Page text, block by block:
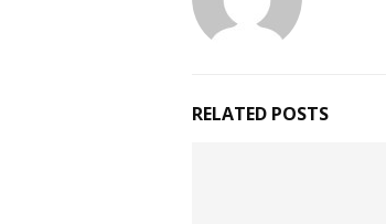
RELATED POSTS